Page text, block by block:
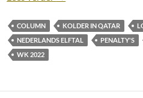
COLUMN KOLDER IN QATAR
NEDERLANDS ELFTAL
PENALTY'S
WK 2022